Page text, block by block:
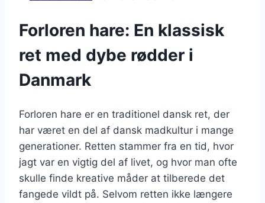
Forloren hare: En klassisk
ret med dybe rødder i
Danmark
Forloren hare er en traditionel dansk ret, der
har været en del af dansk madkultur i mange
generationer. Retten stammer fra en tid, hvor
jagt var en vigtig del af livet, og hvor man ofte
skulle finde kreative måder at tilberede det
fangede vildt på. Selvom retten ikke længere